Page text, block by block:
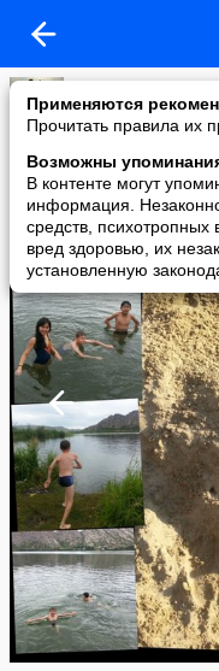
Применяются
Прочитать правила их
Возможны
В контенте могут
информация.
средств, психотропных
вред здоровью, их
установленную
Бахыт
added a photo
21 Jul в 18:55